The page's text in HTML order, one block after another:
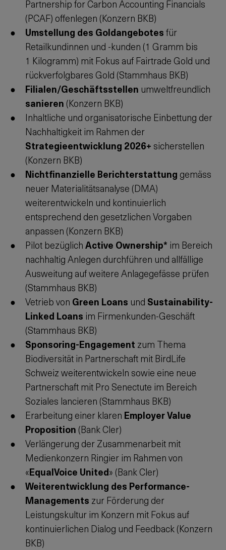
Partnership for Carbon Accounting Financials
(PCAF) offenlegen (Konzern BKB)
Umstellung des Goldangebotesfür
Retailkundinnen und -kunden (1 Gramm bis
1 Kilogramm) mit Fokus auf Fairtrade Gold und
rückverfolgbares Gold (Stammhaus BKB)
Filialen/Geschäftsstellen umweltfreundlich
sanieren (Konzern BKB)
Inhaltliche und organisatorische Einbettung der
Nachhaltigkeit im Rahmen der
Strategieentwicklung 2026+ sicherstellen
(Konzern BKB)
Nichtfinanzielle Berichterstattung gemäss
neuer Materialitätsanalyse (DMA)
weiterentwickeln und kontinuierlich
entsprechend den gesetzlichen Vorgaben
anpassen (Konzern BKB)
Pilot bezüglichActive Ownership* im Bereich
nachhaltig Anlegen durchführen und allfällige
Ausweitung auf weitere Anlagegefässe prüfen
(Stammhaus BKB)
Vetrieb von Green Loans und Sustainability-
Linked Loans im Firmenkunden-Geschäft
(Stammhaus BKB)
Sponsoring-Engagement zum Thema
Biodiversität in Partnerschaft mit BirdLife
Schweiz weiterentwickeln sowie eine neue
Partnerschaft mit Pro Senectute im Bereich
Soziales lancieren (Stammhaus BKB)
Erarbeitung einer klaren Employer Value
Proposition (Bank Cler)
Verlängerung der Zusammenarbeit mit
Medienkonzern Ringier im Rahmen von
«EqualVoice United» (Bank Cler)
Weiterentwicklung des Performance-
Managements zur Förderung der
Leistungskultur im Konzern mit Fokus auf
kontinuierlichen Dialog und Feedback (Konzern
BKB)